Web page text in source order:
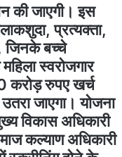
की जाएगी। इस
प्रत्यक्ता,
जिनके बच्चे
स्वरोजगार
करोड़ रुपए खर्च
जाएगा। योजना
विकास अधिकारी
कल्याण अधिकारी